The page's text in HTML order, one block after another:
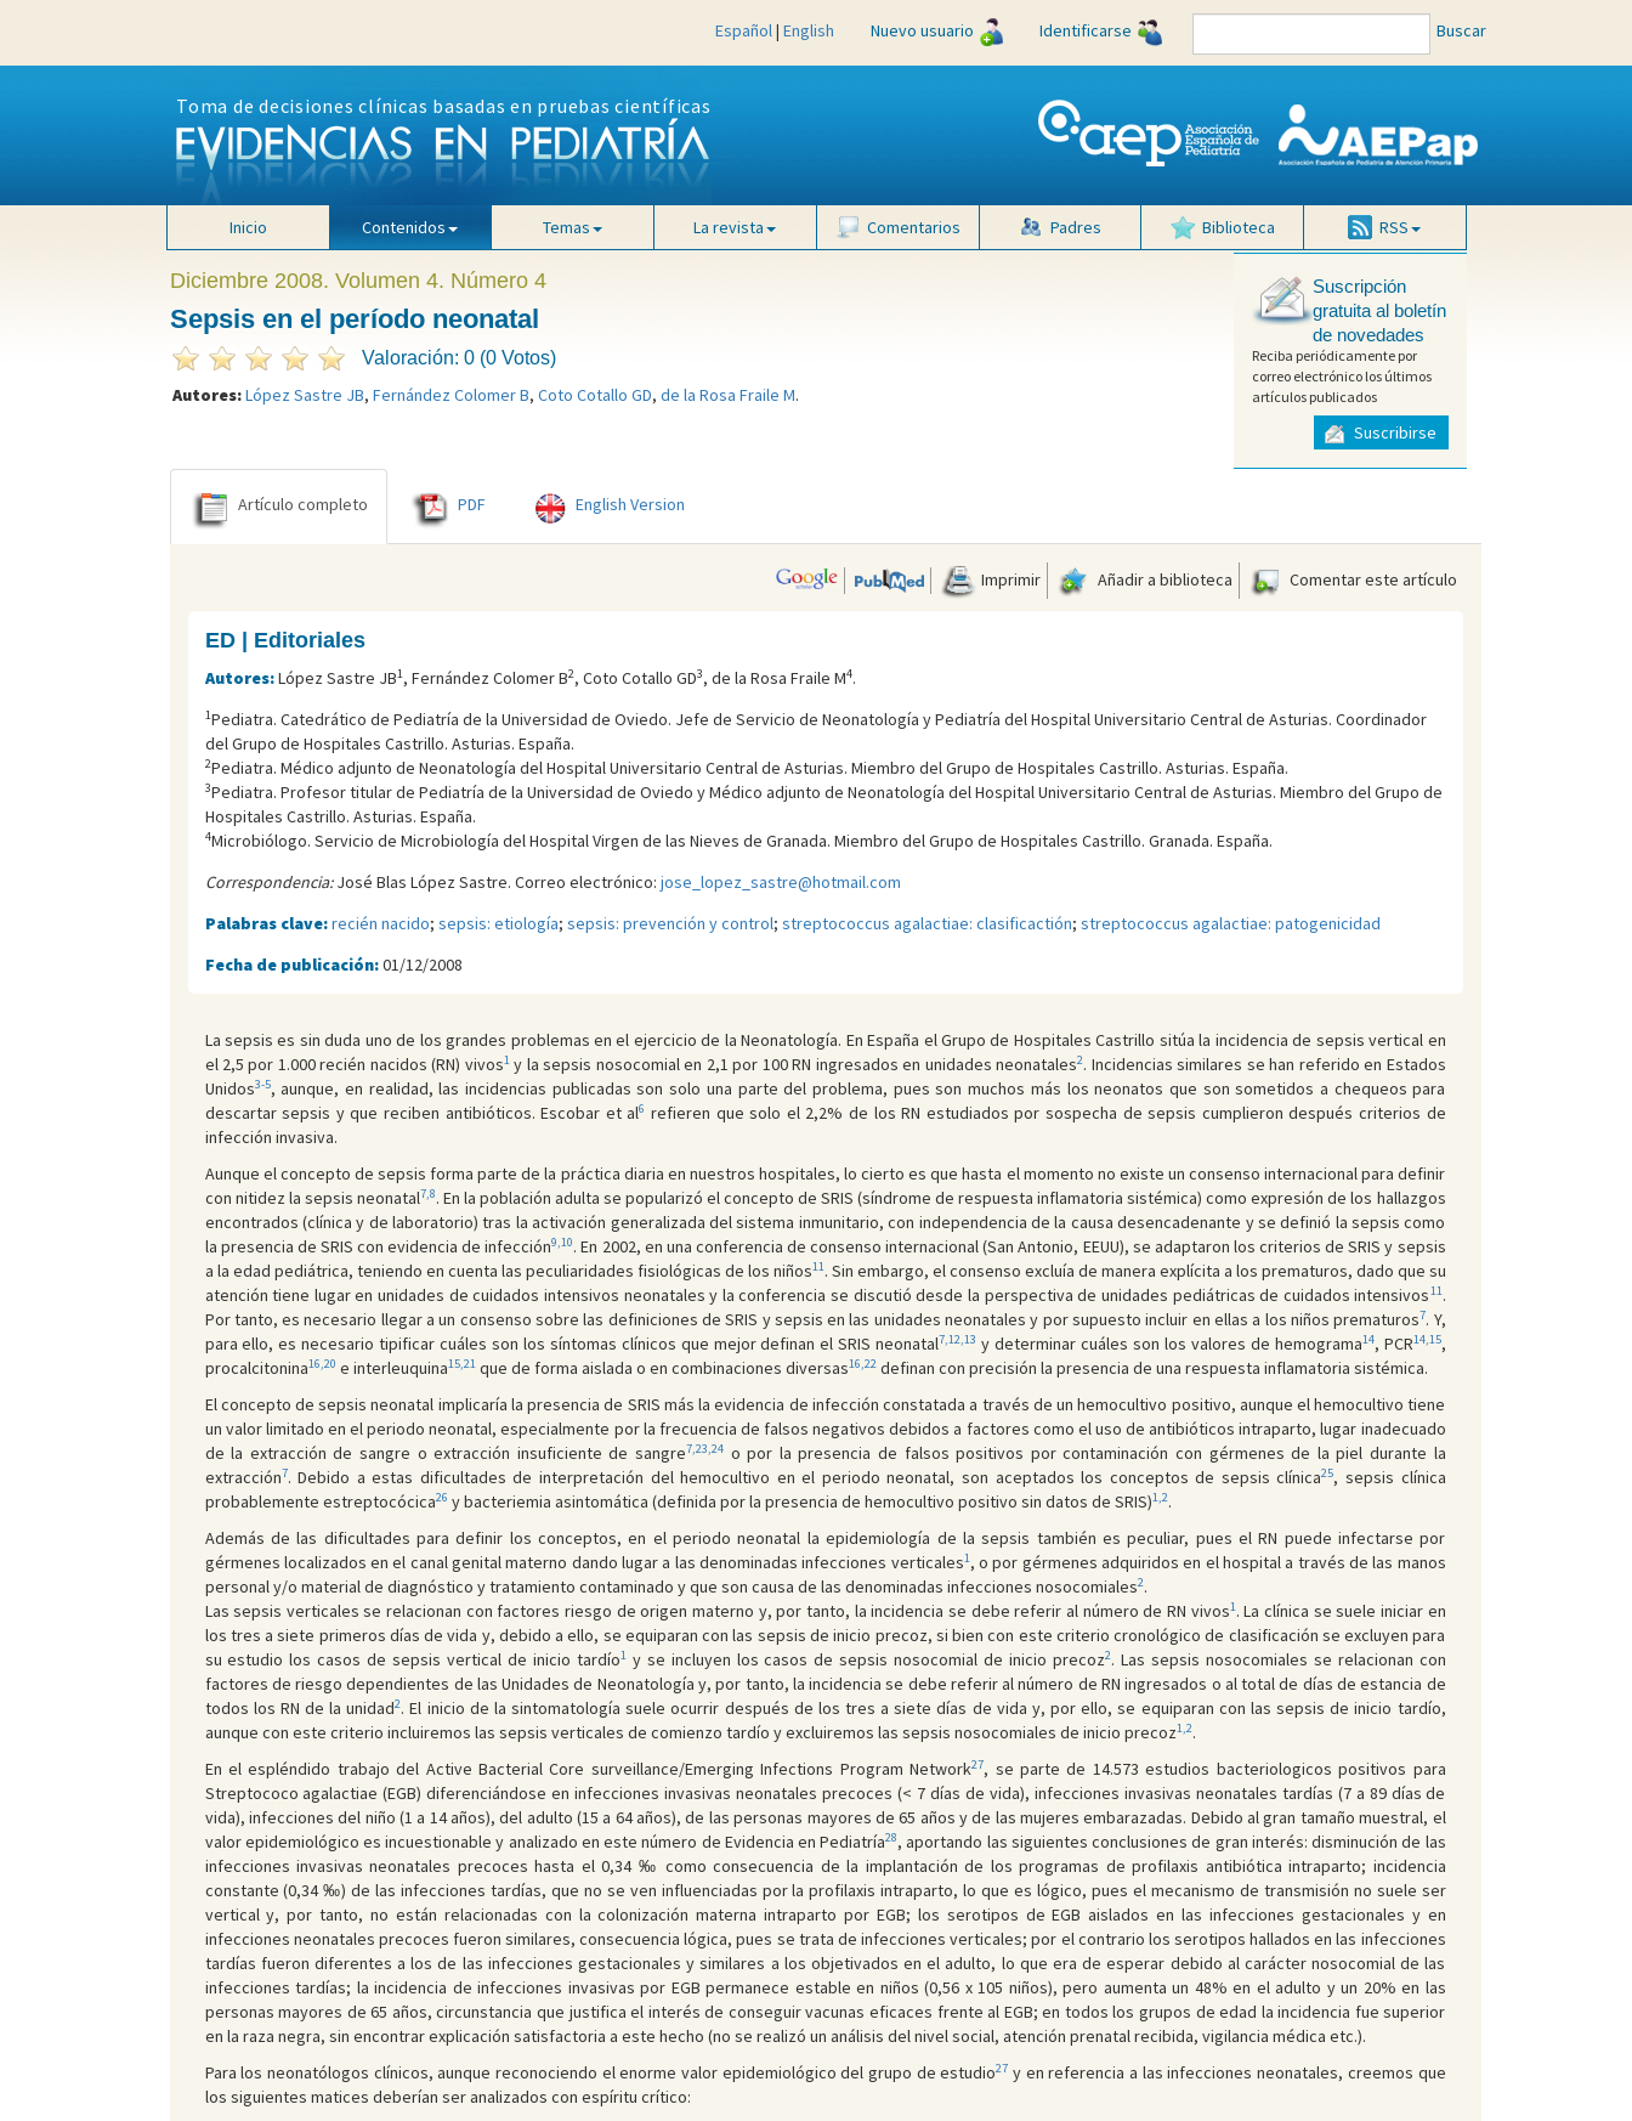
Español| English Nuevo usuario Identificarse Buscar
Toma de decisiones clínicas basadas en pruebas científicas
Inicio Contenidos Temas La revista Comentarios Padres Biblioteca RSS
Diciembre 2008. Volumen 4. Número 4
Sepsis en el período neonatal
Valoración: 0 (0 Votos)
Autores:López Sastre JB, Fernández Colomer B, Coto Cotallo GD, de la Rosa Fraile M.
Suscripción
gratuita al boletín
de novedades
Reciba periódicamente por
correo electrónico los últimos
artículos publicados
Suscribirse
Artículo completo PDF English Version
Imprimir Añadir a biblioteca Comentar este artículo
ED | Editoriales
Autores:López Sastre JB1, Fernández Colomer B2, Coto Cotallo GD3, de la Rosa Fraile M4.
1Pediatra. Catedrático de Pediatría de la Universidad de Oviedo. Jefe de Servicio de Neonatología y Pediatría del Hospital Universitario Central de Asturias. Coordinador
del Grupo de Hospitales Castrillo. Asturias. España.
2Pediatra. Médico adjunto de Neonatología del Hospital Universitario Central de Asturias. Miembro del Grupo de Hospitales Castrillo. Asturias. España.
3Pediatra. Profesor titular de Pediatría de la Universidad de Oviedo y Médico adjunto de Neonatología del Hospital Universitario Central de Asturias. Miembro del Grupo de
Hospitales Castrillo. Asturias. España.
4Microbiólogo. Servicio de Microbiología del Hospital Virgen de las Nieves de Granada. Miembro del Grupo de Hospitales Castrillo. Granada. España.
Correspondencia:José Blas López Sastre. Correo electrónico: jose_lopez_sastre@hotmail.com
Palabras clave:recién nacido; sepsis: etiología; sepsis: prevención y control; streptococcus agalactiae: clasificactión; streptococcus agalactiae: patogenicidad
Fecha de publicación:01/12/2008
La sepsis es sin duda uno de los grandes problemas en el ejercicio de la Neonatología. En España el Grupo de Hospitales Castrillo sitúa la incidencia de sepsis vertical en
el 2,5 por 1.000 recién nacidos (RN) vivos1y la sepsis nosocomial en 2,1 por 100 RN ingresados en unidades neonatales2. Incidencias similares se han referido en Estados
Unidos3-5, aunque, en realidad, las incidencias publicadas son solo una parte del problema, pues son muchos más los neonatos que son sometidos a chequeos para
descartar sepsis y que reciben antibióticos. Escobar et al6 refieren que solo el 2,2% de los RN estudiados por sospecha de sepsis cumplieron después criterios de
infección invasiva.
Aunque el concepto de sepsis forma parte de la práctica diaria en nuestros hospitales, lo cierto es que hasta el momento no existe un consenso internacional para definir
con nitidez la sepsis neonatal7,8. En la población adulta se popularizó el concepto de SRIS (síndrome de respuesta inflamatoria sistémica) como expresión de los hallazgos
encontrados (clínica y de laboratorio) tras la activación generalizada del sistema inmunitario, con independencia de la causa desencadenante y se definió la sepsis como
la presencia de SRIS con evidencia de infección9,10. En 2002, en una conferencia de consenso internacional (San Antonio, EEUU), se adaptaron los criterios de SRIS y sepsis
a la edad pediátrica, teniendo en cuenta las peculiaridades fisiológicas de los niños11. Sin embargo, el consenso excluía de manera explícita a los prematuros, dado que su
atención tiene lugar en unidades de cuidados intensivos neonatales y la conferencia se discutió desde la perspectiva de unidades pediátricas de cuidados intensivos11.
Por tanto, es necesario llegar a un consenso sobre las definiciones de SRIS y sepsis en las unidades neonatales y por supuesto incluir en ellas a los niños prematuros7. Y,
para ello, es necesario tipificar cuáles son los síntomas clínicos que mejor definan el SRIS neonatal7,12,13 y determinar cuáles son los valores de hemograma14, PCR14,15,
procalcitonina16,20 e interleuquina15,21que de forma aislada o en combinaciones diversas16,22definan con precisión la presencia de una respuesta inflamatoria sistémica.
El concepto de sepsis neonatal implicaría la presencia de SRIS más la evidencia de infección constatada a través de un hemocultivo positivo, aunque el hemocultivo tiene
un valor limitado en el periodo neonatal, especialmente por la frecuencia de falsos negativos debidos a factores como el uso de antibióticos intraparto, lugar inadecuado
de la extracción de sangre o extracción insuficiente de sangre7,23,24o por la presencia de falsos positivos por contaminación con gérmenes de la piel durante la
extracción7. Debido a estas dificultades de interpretación del hemocultivo en el periodo neonatal, son aceptados los conceptos de sepsis clínica25, sepsis clínica
probablemente estreptocócica26 y bacteriemia asintomática (definida por la presencia de hemocultivo positivo sin datos de SRIS)1,2.
Además de las dificultades para definir los conceptos, en el periodo neonatal la epidemiología de la sepsis también es peculiar, pues el RN puede infectarse por
gérmenes localizados en el canal genital materno dando lugar a las denominadas infecciones verticales1, o por gérmenes adquiridos en el hospital a través de las manos
personal y/o material de diagnóstico y tratamiento contaminado y que son causa de las denominadas infecciones nosocomiales2.
Las sepsis verticales se relacionan con factores riesgo de origen materno y, por tanto, la incidencia se debe referir al número de RN vivos1. La clínica se suele iniciar en
los tres a siete primeros días de vida y, debido a ello, se equiparan con las sepsis de inicio precoz, si bien con este criterio cronológico de clasificación se excluyen para
su estudio los casos de sepsis vertical de inicio tardío1y se incluyen los casos de sepsis nosocomial de inicio precoz2. Las sepsis nosocomiales se relacionan con
factores de riesgo dependientes de las Unidades de Neonatología y, por tanto, la incidencia se debe referir al número de RN ingresados o al total de días de estancia de
todos los RN de la unidad2. El inicio de la sintomatología suele ocurrir después de los tres a siete días de vida y, por ello, se equiparan con las sepsis de inicio tardío,
aunque con este criterio incluiremos las sepsis verticales de comienzo tardío y excluiremos las sepsis nosocomiales de inicio precoz1,2.
En el espléndido trabajo del Active Bacterial Core surveillance/Emerging Infections Program Network27, se parte de 14.573 estudios bacteriologicos positivos para
Streptococo agalactiae (EGB) diferenciándose en infecciones invasivas neonatales precoces (< 7 días de vida), infecciones invasivas neonatales tardías (7 a 89 días de
vida), infecciones del niño (1 a 14 años), del adulto (15 a 64 años), de las personas mayores de 65 años y de las mujeres embarazadas. Debido al gran tamaño muestral, el
valor epidemiológico es incuestionable y analizado en este número de Evidencia en Pediatría28, aportando las siguientes conclusiones de gran interés: disminución de las
infecciones invasivas neonatales precoces hasta el 0,34 ‰ como consecuencia de la implantación de los programas de profilaxis antibiótica intraparto; incidencia
constante (0,34 ‰) de las infecciones tardías, que no se ven influenciadas por la profilaxis intraparto, lo que es lógico, pues el mecanismo de transmisión no suele ser
vertical y, por tanto, no están relacionadas con la colonización materna intraparto por EGB; los serotipos de EGB aislados en las infecciones gestacionales y en
infecciones neonatales precoces fueron similares, consecuencia lógica, pues se trata de infecciones verticales; por el contrario los serotipos hallados en las infecciones
tardías fueron diferentes a los de las infecciones gestacionales y similares a los objetivados en el adulto, lo que era de esperar debido al carácter nosocomial de las
infecciones tardías; la incidencia de infecciones invasivas por EGB permanece estable en niños (0,56 x 105 niños), pero aumenta un 48% en el adulto y un 20% en las
personas mayores de 65 años, circunstancia que justifica el interés de conseguir vacunas eficaces frente al EGB; en todos los grupos de edad la incidencia fue superior
en la raza negra, sin encontrar explicación satisfactoria a este hecho (no se realizó un análisis del nivel social, atención prenatal recibida, vigilancia médica etc.).
Para los neonatólogos clínicos, aunque reconociendo el enorme valor epidemiológico del grupo de estudio27 y en referencia a las infecciones neonatales, creemos que
los siguientes matices deberían ser analizados con espíritu crítico: